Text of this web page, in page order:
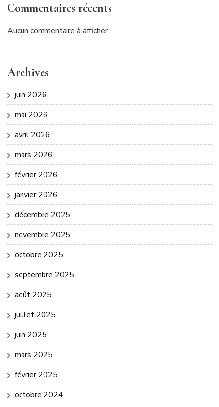
Commentaires récents
Aucun commentaire à afficher.
Archives
juin 2026
mai 2026
avril 2026
mars 2026
février 2026
janvier 2026
décembre 2025
novembre 2025
octobre 2025
septembre 2025
août 2025
juillet 2025
juin 2025
mars 2025
février 2025
octobre 2024